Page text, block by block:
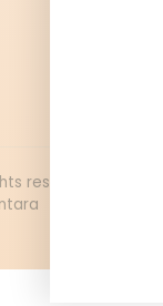
reserved PT